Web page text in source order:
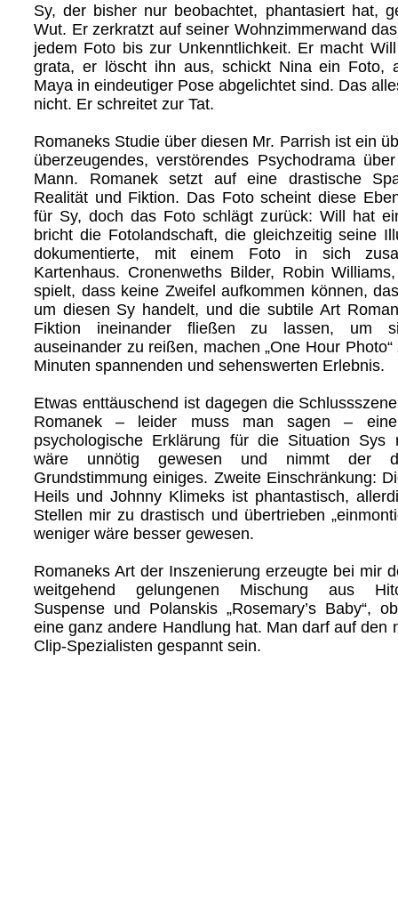
Sy, der bisher nur beobachtet, phantasiert hat,
Wut. Er zerkratzt auf seiner Wohnzimmerwand
jedem Foto bis zur Unkenntlichkeit. Er macht
grata, er löscht ihn aus, schickt Nina ein Foto,
Maya in eindeutiger Pose abgelichtet sind. Das
nicht. Er schreitet zur Tat.
Romaneks Studie über diesen Mr. Parrish ist ein
überzeugendes, verstörendes Psychodrama
Mann. Romanek setzt auf eine drastische
Realität und Fiktion. Das Foto scheint diese
für Sy, doch das Foto schlägt zurück: Will hat
bricht die Fotolandschaft, die gleichzeitig seine
dokumentierte, mit einem Foto in sich
Kartenhaus. Cronenweths Bilder, Robin
spielt, dass keine Zweifel aufkommen können,
um diesen Sy handelt, und die subtile Art
Fiktion ineinander fließen zu lassen, um
auseinander zu reißen, machen „One Hour
Minuten spannenden und sehenswerten Erlebnis.
Etwas enttäuschend ist dagegen die
Romanek – leider muss man sagen –
psychologische Erklärung für die Situation Sys
wäre unnötig gewesen und nimmt der
Grundstimmung einiges. Zweite Einschränkung:
Heils und Johnny Klimeks ist phantastisch,
Stellen mir zu drastisch und übertrieben
weniger wäre besser gewesen.
Romaneks Art der Inszenierung erzeugte bei mir
weitgehend gelungenen Mischung aus
Suspense und Polanskis „Rosemary’s Baby“,
eine ganz andere Handlung hat. Man darf auf den
Clip-Spezialisten gespannt sein.